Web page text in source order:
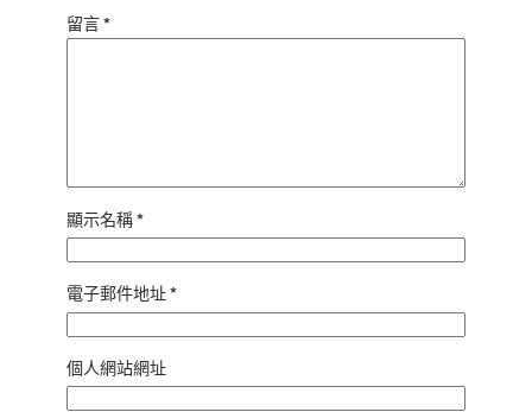
留言*
顯示名稱*
電子郵件地址*
個人網站網址